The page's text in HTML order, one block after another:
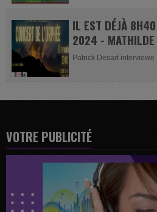
IL EST DÉJÀ
2024 - MATHILDE
Patrick Desart
VOTRE PUBLICITÉ